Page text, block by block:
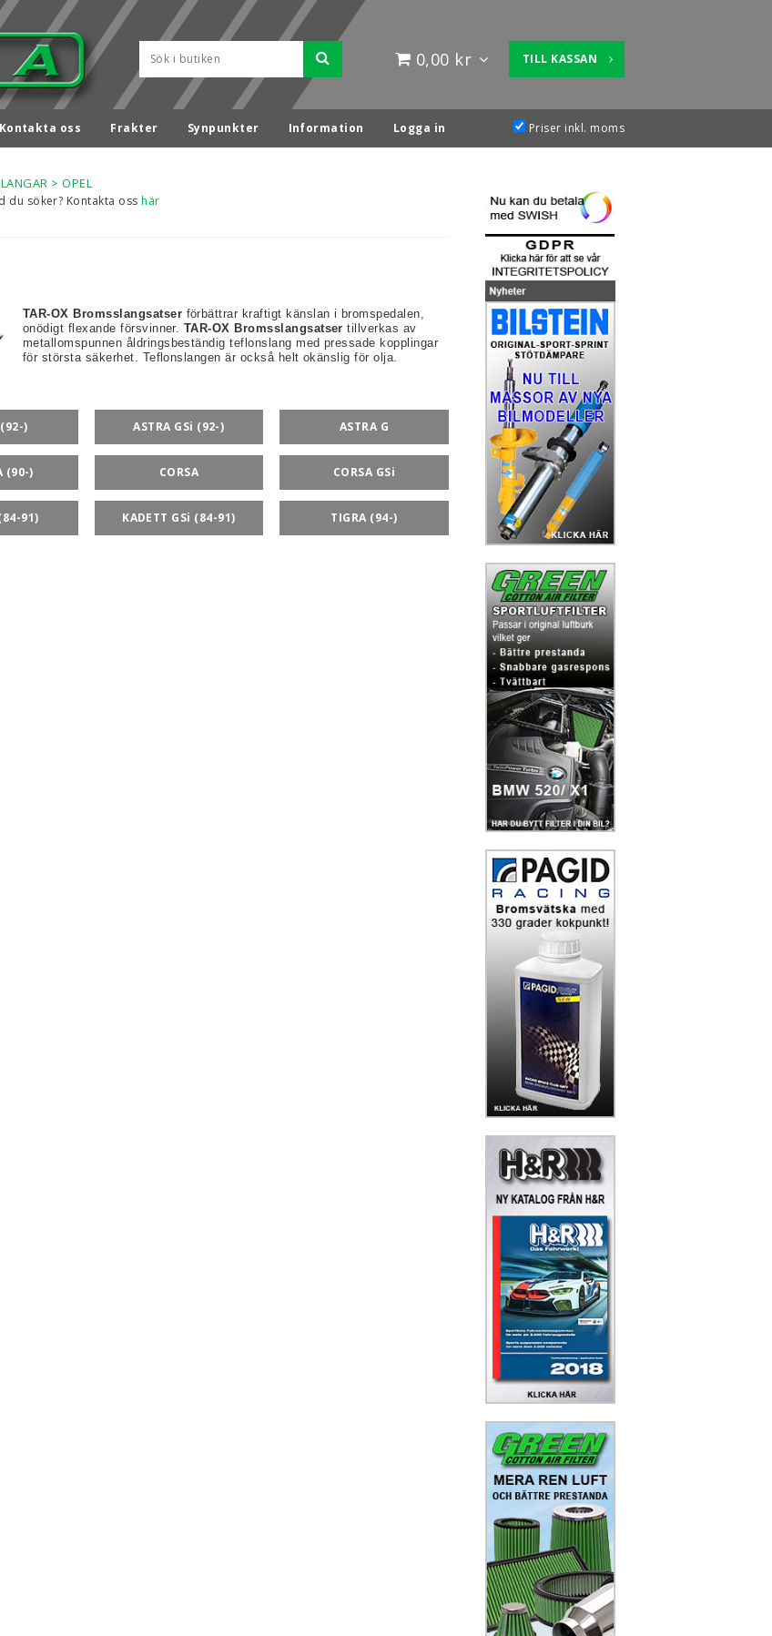
0,00 kr TILL KASSAN
Kontakta oss Frakter Synpunkter Information Priser inkl. moms
Logga in
>OPEL
du söker? Kontakta osshär
TAR-OX Bromsslangsatser förbättrar kraftigt känslan i bromspedalen,
onödigt flexande försvinner. TAR-OX Bromsslangsatser tillverkas av
metallomspunnen åldringsbeständig teflonslang med pressade kopplingar
för största säkerhet. Teflonslangen är också helt okänslig för olja.
) ASTRA GSi (92-) ASTRA G
(90-) CORSA CORSA GSi
91) KADETT GSi (84-91) TIGRA (94-)